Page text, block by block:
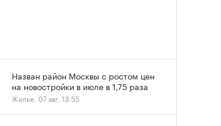
Назван район Москвы с ростом цен
на новостройки в июле в 1,75 раза
Жилье, 07 авг, 13:55